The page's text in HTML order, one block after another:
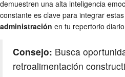
demuestren una alta inteligencia
constante es clave para integrar estas
administración en tu repertorio
Consejo: Busca
retroalimentación